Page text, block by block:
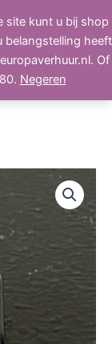
site kunt u bij shop
belangstelling heeft
Of
Negeren
voor